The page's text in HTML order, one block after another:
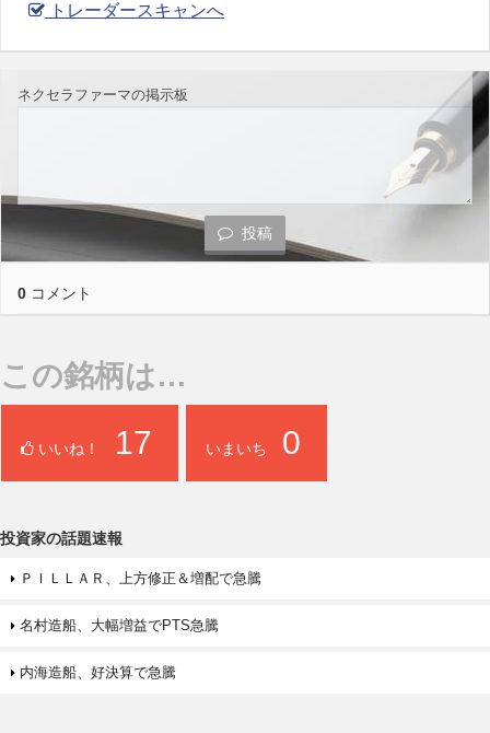
トレーダースキャンへ
ネクセラファーマの掲示板
投稿
0 コメント
この銘柄は…
いいね！ 17 いまいち 0
投資家の話題速報
ＰＩＬＬＡＲ、上方修正＆増配で急騰
名村造船、大幅増益でPTS急騰
内海造船、好決算で急騰